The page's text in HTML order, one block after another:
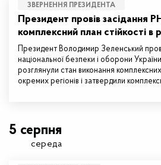
ЗВЕРНЕННЯ ПРЕЗИДЕНТА
Президент провів засідання
комплексний план стійкості в
Президент Володимир Зеленський
національної безпеки і оборони
розглянули стан виконання комплексних
окремих регіонів і затвердили
5 серпня
середа